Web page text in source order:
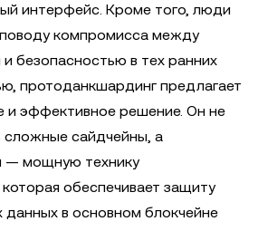
интерфейс. Кроме того, люди
компромисса между
безопасностью в тех ранних
протоданкшардинг предлагает
и эффективное решение. Он не
сложные сайдчейны, а
— мощную технику
обеспечивает защиту
данных в основном блокчейне